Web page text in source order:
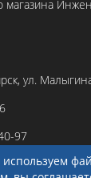
, ул.
97